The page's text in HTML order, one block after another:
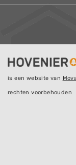
is een website van
rechten voorbehouden